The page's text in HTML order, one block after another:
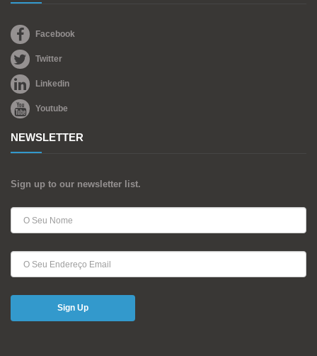
Facebook
Twitter
Linkedin
Youtube
NEWSLETTER
Sign up to our newsletter list.